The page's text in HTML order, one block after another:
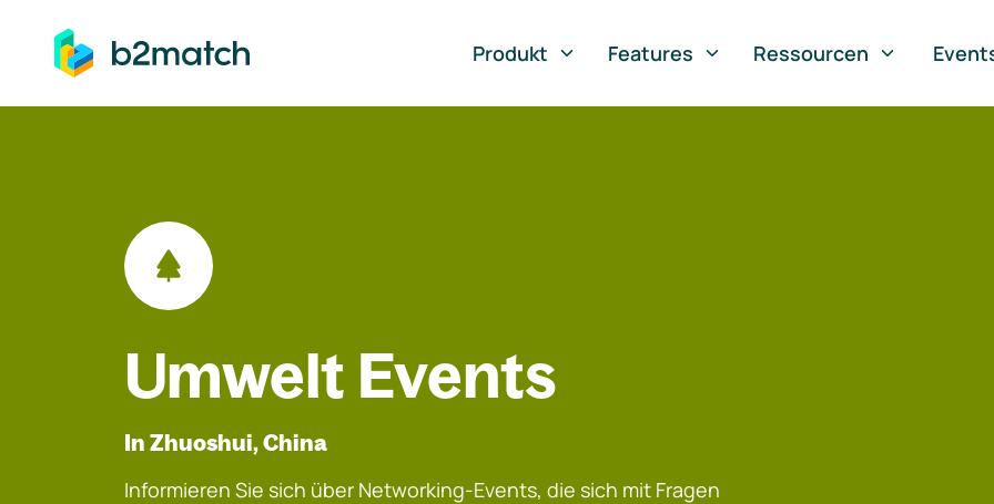
springen
Produkt
Features Ressourcen
Umwelt Events
In Zhuoshui, China
Informieren Sie sich über Networking-Events, die sich mit Fragen